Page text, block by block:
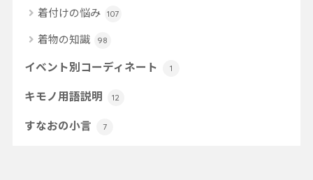
着付けの悩み 107
着物の知識 98
イベント別コーディネート 1
キモノ用語説明 12
すなおの小言 7